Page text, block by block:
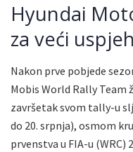
Hyundai
za veći
Nakon prve pobjede
Mobis World Rally Team
završetak svom tally-u
do 20. srpnja), osmom
prvenstva u FIA-u (WRC)